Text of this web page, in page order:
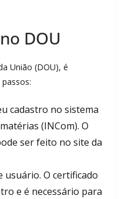
DOU
União (DOU), é
cadastro no sistema
(INCom). O
ser feito no site da
usuário. O certificado
e é necessário para